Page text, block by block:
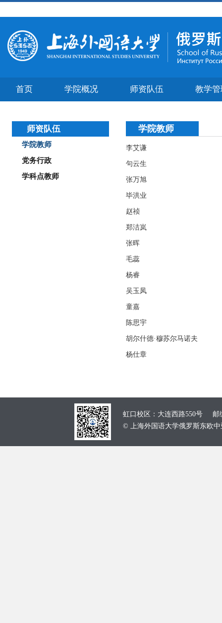
首页 学院概况 师资队伍 教学
师资队伍
学院教师
党务行政
学科点教师
学院教师
李艾谦
句云生
张万旭
毕洪业
赵祯
郑洁岚
张晖
毛蕊
杨睿
吴玉凤
童嘉
陈思宇
胡尔什德·穆苏尔马诺夫
杨仕章
虹口校区：大连西路550号 邮
© 上海外国语大学俄罗斯东欧中